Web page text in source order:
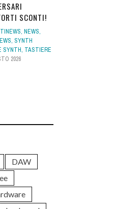
SCONTI!
, NEWS,
, SYNTH
SYNTH, TASTIERE
2026
DAW